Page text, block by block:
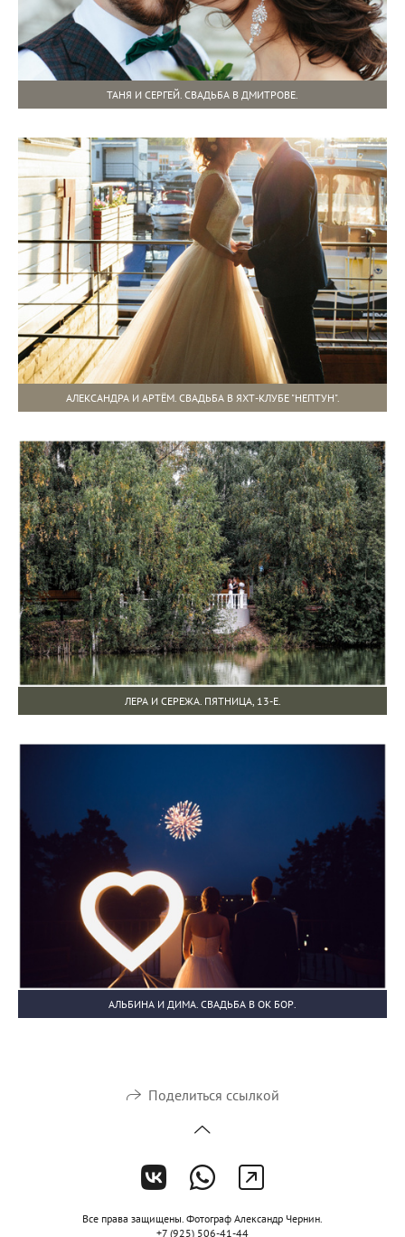
ТАНЯ И СЕРГЕЙ. СВАДЬБА В ДМИТРОВЕ.
АЛЕКСАНДРА И АРТЁМ. СВАДЬБА В ЯХТ-КЛУБЕ "НЕПТУН".
ЛЕРА И СЕРЕЖА. ПЯТНИЦА, 13-Е.
АЛЬБИНА И ДИМА. СВАДЬБА В ОК БОР.
Поделиться ссылкой
Все права защищены. Фотограф Александр Чернин.
+7 (925) 506-41-44